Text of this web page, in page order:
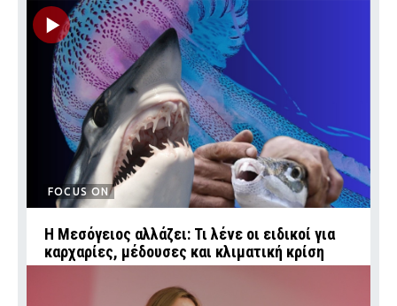
FOCUS ON
Η Μεσόγειος αλλάζει: Τι λένε οι ειδικοί για
καρχαρίες, μέδουσες και κλιματική κρίση